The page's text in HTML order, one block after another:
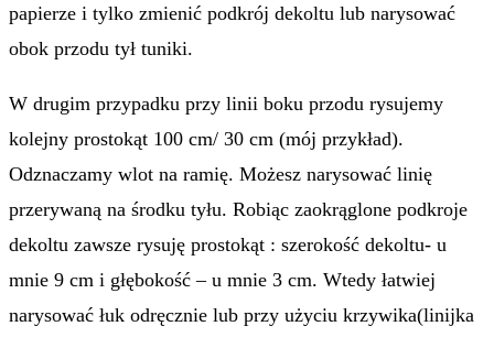
papierze i tylko zmienić podkrój dekoltu lub narysować
obok przodu tył tuniki.
W drugim przypadku przy linii boku przodu rysujemy
kolejny prostokąt 100 cm/ 30 cm (mój przykład).
Odznaczamy wlot na ramię. Możesz narysować linię
przerywaną na środku tyłu. Robiąc zaokrąglone podkroje
dekoltu zawsze rysuję prostokąt : szerokość dekoltu- u
mnie 9 cm i głębokość – u mnie 3 cm. Wtedy łatwiej
narysować łuk odręcznie lub przy użyciu krzywika(linijka